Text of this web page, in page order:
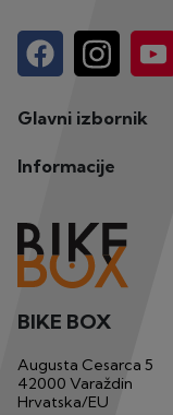
Glavni izbornik
Informacije
BIKE BOX
Augusta Cesarca 5
42000 Varaždin
Hrvatska/EU